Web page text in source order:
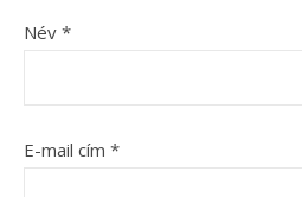
Név *
E-mail cím *